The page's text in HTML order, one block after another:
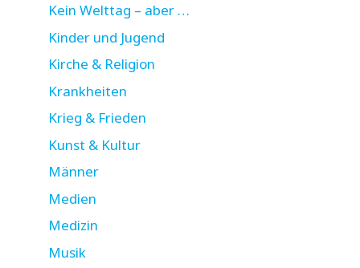
Kein Welttag – aber …
Kinder und Jugend
Kirche & Religion
Krankheiten
Krieg & Frieden
Kunst & Kultur
Männer
Medien
Medizin
Musik